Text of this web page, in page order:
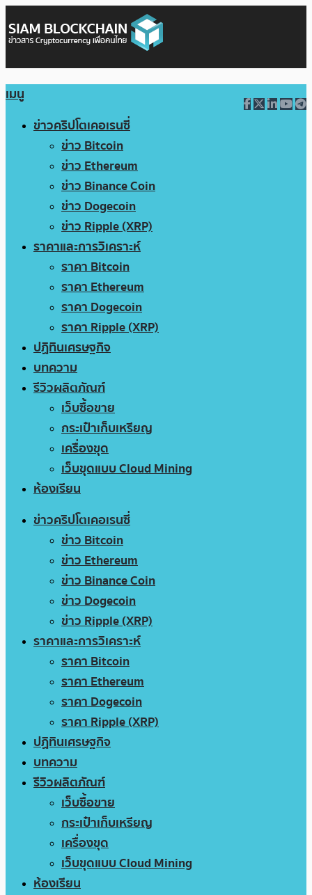
เมนู
ข่าวคริปโตเคอเรนซี่
ข่าว Bitcoin
ข่าว Ethereum
ข่าว Binance Coin
ข่าว Dogecoin
ข่าว Ripple (XRP)
ราคาและการวิเคราะห์
ราคา Bitcoin
ราคา Ethereum
ราคา Dogecoin
ราคา Ripple (XRP)
ปฏิทินเศรษฐกิจ
บทความ
รีวิวผลิตภัณฑ์
เว็บซื้อขาย
กระเป๋าเก็บเหรียญ
เครื่องขุด
เว็บขุดแบบ Cloud Mining
ห้องเรียน
ข่าวคริปโตเคอเรนซี่
ข่าว Bitcoin
ข่าว Ethereum
ข่าว Binance Coin
ข่าว Dogecoin
ข่าว Ripple (XRP)
ราคาและการวิเคราะห์
ราคา Bitcoin
ราคา Ethereum
ราคา Dogecoin
ราคา Ripple (XRP)
ปฏิทินเศรษฐกิจ
บทความ
รีวิวผลิตภัณฑ์
เว็บซื้อขาย
กระเป๋าเก็บเหรียญ
เครื่องขุด
เว็บขุดแบบ Cloud Mining
ห้องเรียน